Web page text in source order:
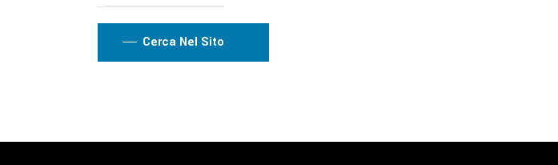
Cerca Nel Sito